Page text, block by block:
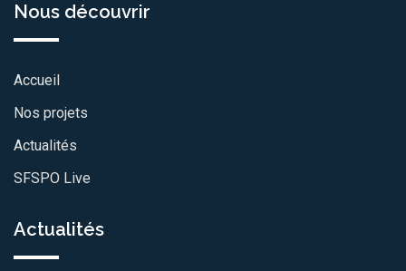
Nous découvrir
Accueil
Nos projets
Actualités
SFSPO Live
Actualités